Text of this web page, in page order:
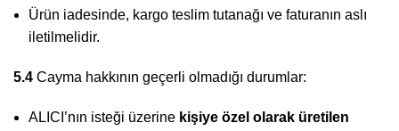
Ürün iadesinde, kargo teslim tutanağı ve faturanın aslı
iletilmelidir.
5.4 Cayma hakkının geçerli olmadığı durumlar:
ALICI’nın isteği üzerine kişiye özel olarak üretilen